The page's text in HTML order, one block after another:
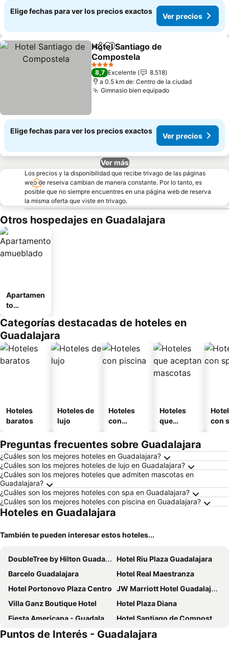
Elige fechas para ver los precios exactos
Ver precios
CompartirAgregar a favoritos
Hotel Santiago de
Compostela
Ver precios
4 Estrellas
8,7 Excelente
8.518
a 0.5 km de: Centro de la ciudad
Gimnasio bien equipadoVer precios
Elige fechas para ver los precios exactos
Ver precios
Ver más
Los precios y la disponibilidad que recibe trivago de las páginas
web de reserva cambian de manera constante. Por lo tanto, es
posible que no siempre encuentres en una página web de reserva
la misma oferta que viste en trivago.
Otros hospedajes en Guadalajara
Apartamen
to
o
Categorías destacadas de hoteles en
Guadalajara
Hoteles
baratos
Hoteles de
lujo
Hoteles
con
Hoteles
que
mascotas
con
Preguntas frecuentes sobre Guadalajara
¿Cuáles son los mejores hoteles en Guadalajara?
¿Cuáles son los mejores hoteles de lujo en Guadalajara?
¿Cuáles son los mejores hoteles que admiten mascotas en
Guadalajara?
¿Cuáles son los mejores hoteles con spa en Guadalajara?
¿Cuáles son los mejores hoteles con piscina en Guadalajara?
Hoteles en Guadalajara
También te pueden interesar estos hoteles...
DoubleTree by Hilton Guadalajara Centro Historico
Hotel Riu Plaza Guadalajara
Barcelo Guadalajara
Hotel Real Maestranza
Hotel Portonovo Plaza Centro JW Marriott Hotel Guadalajara
Villa Ganz Boutique Hotel
Hotel Plaza Diana
Fiesta Americana - Guadalajara
Hotel Santiago de Compostela
City Express by Marriott Guadalajara Aeropuerto
HVH by Yaxché
Puntos de Interés - Guadalajara